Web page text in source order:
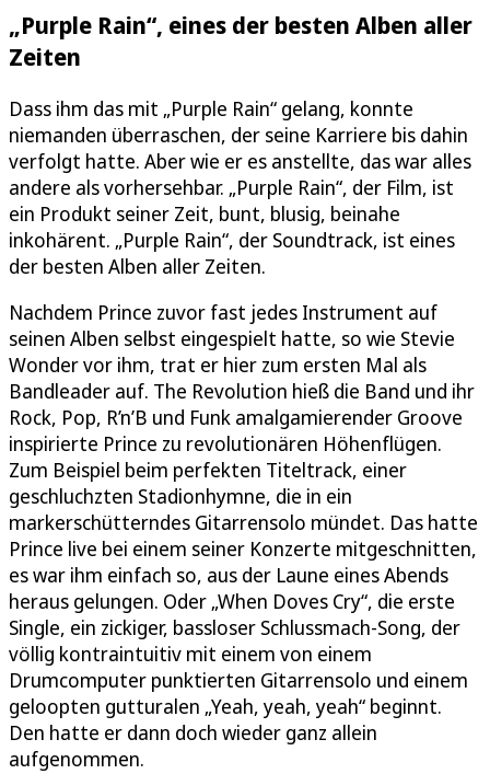
„Purple Rain“, eines der besten Alben aller
Zeiten
Dass ihm das mit „Purple Rain“ gelang, konnte
niemanden überraschen, der seine Karriere bis dahin
verfolgt hatte. Aber wie er es anstellte, das war alles
andere als vorhersehbar. „Purple Rain“, der Film, ist
ein Produkt seiner Zeit, bunt, blusig, beinahe
inkohärent. „Purple Rain“, der Soundtrack, ist eines
der besten Alben aller Zeiten.
Nachdem Prince zuvor fast jedes Instrument auf
seinen Alben selbst eingespielt hatte, so wie Stevie
Wonder vor ihm, trat er hier zum ersten Mal als
Bandleader auf. The Revolution hieß die Band und ihr
Rock, Pop, R’n’B und Funk amalgamierender Groove
inspirierte Prince zu revolutionären Höhenflügen.
Zum Beispiel beim perfekten Titeltrack, einer
geschluchzten Stadionhymne, die in ein
markerschütterndes Gitarrensolo mündet. Das hatte
Prince live bei einem seiner Konzerte mitgeschnitten,
es war ihm einfach so, aus der Laune eines Abends
heraus gelungen. Oder „When Doves Cry“, die erste
Single, ein zickiger, bassloser Schlussmach-Song, der
völlig kontraintuitiv mit einem von einem
Drumcomputer punktierten Gitarrensolo und einem
geloopten gutturalen „Yeah, yeah, yeah“ beginnt.
Den hatte er dann doch wieder ganz allein
aufgenommen.